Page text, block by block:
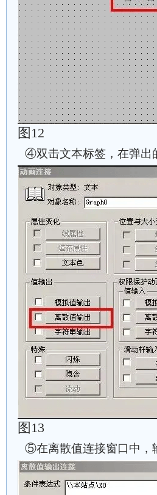
图12
④双击文本标签，在弹出
图13
⑤在离散值连接窗口中，